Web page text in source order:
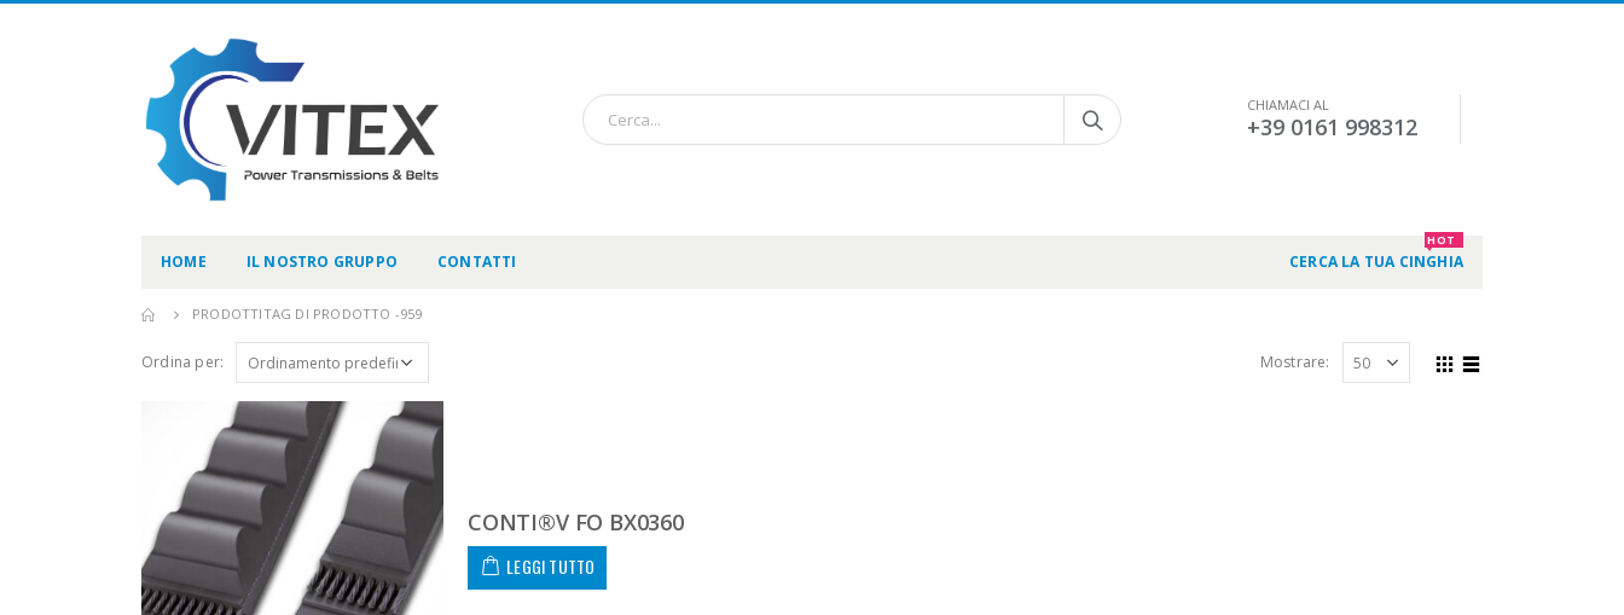
CHIAMACI AL
+39 0161 998312
HOME IL NOSTRO GRUPPO CONTATTI CERCA LA TUA CINGHIA
HOT
PRODOTTITAG DI PRODOTTO -959
Ordina per: Mostrare:
CONTI®V FO BX0360
LEGGI TUTTO